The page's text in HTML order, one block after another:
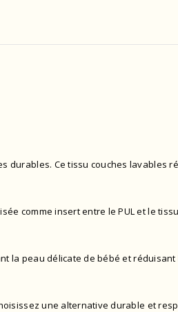
durables. Ce tissu couches lavables
comme insert entre le PUL et le
peau délicate de bébé et réduisant
une alternative durable et